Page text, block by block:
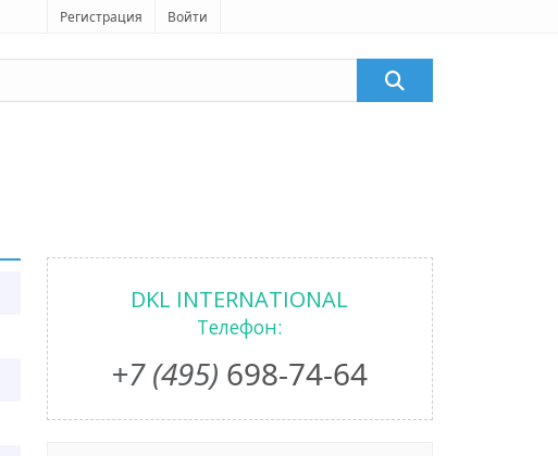
Регистрация Войти
DKL INTERNATIONAL
Телефон:
+7 (495) 698-74-64